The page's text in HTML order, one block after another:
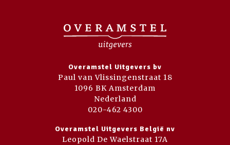
Overamstel Uitgevers bv
Paul van Vlissingenstraat 18
1096 BK Amsterdam
Nederland
020-462 4300
Overamstel Uitgevers België nv
Leopold De Waelstraat 17A